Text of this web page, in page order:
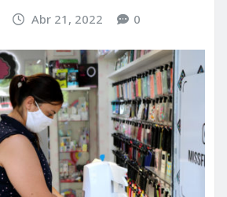
Abr 21, 2022 0